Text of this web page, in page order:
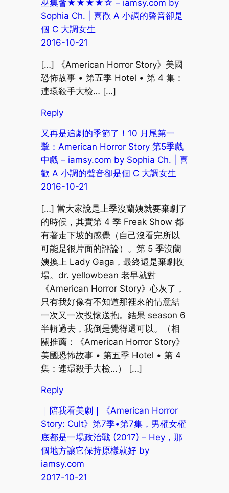
巫集會★★★★☆ – iamsy.com by
Sophia Ch. | 喜歡 A 小調的聲音卻是
個 C 大調女生
2016-10-21
[…] 《American Horror Story》美國
恐怖故事 • 第五季 Hotel • 第 4 集：
連環殺手大檢… […]
Reply
又再是追劇的季節了！10 月尾第一
擊：American Horror Story 第5季戲
中戲 – iamsy.com by Sophia Ch. | 喜
歡 A 小調的聲音卻是個 C 大調女生
2016-10-21
[…] 當大家說是上季沒蘭姨就要棄劇了
的時候，其實第 4 季 Freak Show 都
有著走下坡的感覺（自己沒看完所以
可能是很片面的評論）。第 5 季沒蘭
姨換上 Lady Gaga，最終還是棄劇收
場。dr. yellowbean 老早就對
《American Horror Story》心灰了，
只有我好像有不知道那裡來的情意結
一次又一次投懷送抱。結果 season 6
半輯過去，我倒是覺得還可以。（相
關推薦：《American Horror Story》
美國恐怖故事 • 第五季 Hotel • 第 4
集：連環殺手大檢…） […]
Reply
｜陪我看美劇｜《American Horror
Story: Cult》第7季•第7集，男權女權
底都是一場政治戰 (2017) – Hey，那
個地方讓它保持原樣就好 by
iamsy.com
2017-10-21